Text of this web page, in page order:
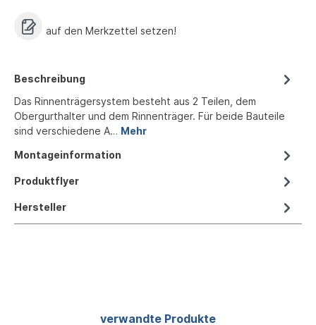
auf den Merkzettel setzen!
Beschreibung
Das Rinnenträgersystem besteht aus 2 Teilen, dem
Obergurthalter und dem Rinnenträger. Für beide Bauteile
sind verschiedene A… Mehr
Montageinformation
Produktflyer
Hersteller
Produktgalerie überspringen
verwandte Produkte